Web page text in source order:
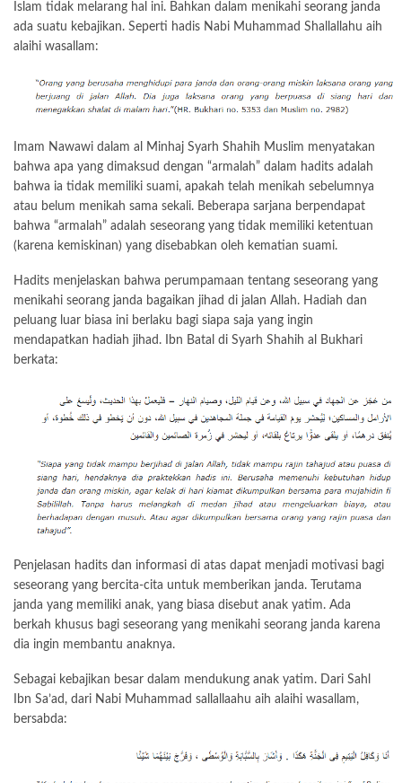
Islam tidak melarang hal ini. Bahkan dalam menikahi seorang janda
ada suatu kebajikan. Seperti hadis Nabi Muhammad Shallallahu aih
alaihi wasallam:
Imam Nawawi dalam al Minhaj Syarh Shahih Muslim menyatakan
bahwa apa yang dimaksud dengan “armalah” dalam hadits adalah
bahwa ia tidak memiliki suami, apakah telah menikah sebelumnya
atau belum menikah sama sekali. Beberapa sarjana berpendapat
bahwa “armalah” adalah seseorang yang tidak memiliki ketentuan
(karena kemiskinan) yang disebabkan oleh kematian suami.
Hadits menjelaskan bahwa perumpamaan tentang seseorang yang
menikahi seorang janda bagaikan jihad di jalan Allah. Hadiah dan
peluang luar biasa ini berlaku bagi siapa saja yang ingin
mendapatkan hadiah jihad. Ibn Batal di Syarh Shahih al Bukhari
berkata:
Penjelasan hadits dan informasi di atas dapat menjadi motivasi bagi
seseorang yang bercita-cita untuk memberikan janda. Terutama
janda yang memiliki anak, yang biasa disebut anak yatim. Ada
berkah khusus bagi seseorang yang menikahi seorang janda karena
dia ingin membantu anaknya.
Sebagai kebajikan besar dalam mendukung anak yatim. Dari Sahl
Ibn Sa’ad, dari Nabi Muhammad sallallaahu aih alaihi wasallam,
bersabda: